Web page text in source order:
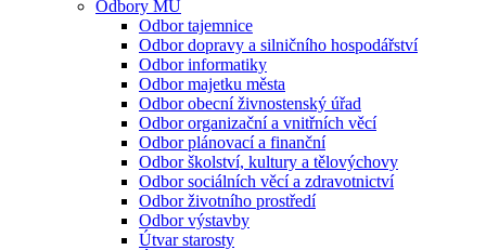
Odbory MÚ
Odbor tajemnice
Odbor dopravy a silničního hospodářství
Odbor informatiky
Odbor majetku města
Odbor obecní živnostenský úřad
Odbor organizační a vnitřních věcí
Odbor plánovací a finanční
Odbor školství, kultury a tělovýchovy
Odbor sociálních věcí a zdravotnictví
Odbor životního prostředí
Odbor výstavby
Útvar starosty